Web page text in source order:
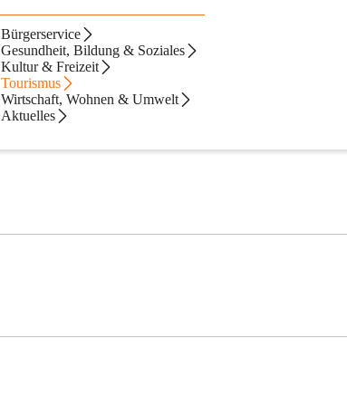
Bürgerservice
Gesundheit, Bildung & Soziales
Kultur & Freizeit
Tourismus
Wirtschaft, Wohnen & Umwelt
Aktuelles